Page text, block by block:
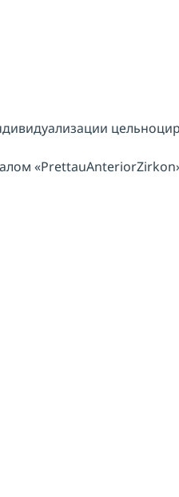
и даю
обработку персональных данных